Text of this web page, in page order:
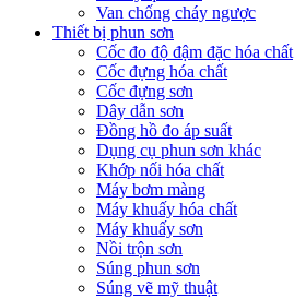
Van chống cháy ngược
Thiết bị phun sơn
Cốc đo độ đậm đặc hóa chất
Cốc đựng hóa chất
Cốc đựng sơn
Dây dẫn sơn
Đồng hồ đo áp suất
Dụng cụ phun sơn khác
Khớp nối hóa chất
Máy bơm màng
Máy khuấy hóa chất
Máy khuấy sơn
Nồi trộn sơn
Súng phun sơn
Súng vẽ mỹ thuật